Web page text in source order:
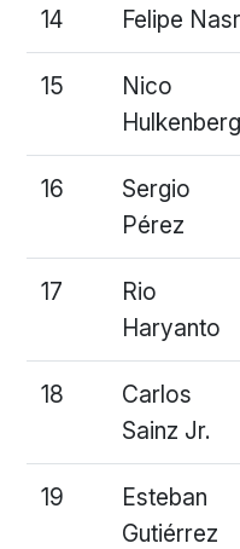
14 Felipe Nasr
15
Nico
Hulkenberg
16
Sergio
Pérez
17
Rio
Haryanto
18
Carlos
Sainz Jr.
19
Esteban
Gutiérrez